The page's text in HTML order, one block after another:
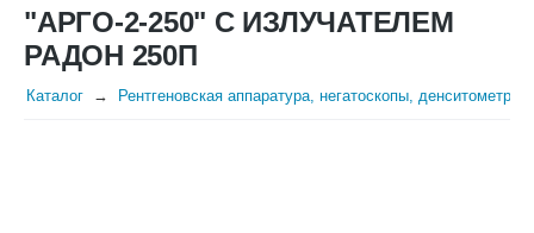
"АРГО-2-250" С ИЗЛУЧАТЕЛЕМ
РАДОН 250П
Каталог Рентгеновская аппаратура, негатоскопы, денситометры